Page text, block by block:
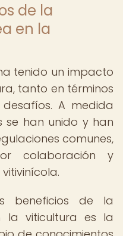
de la
en la
tenido un impacto
tanto en términos
A medida
se han unido y han
comunes,
colaboración y
beneficios de la
la viticultura es la